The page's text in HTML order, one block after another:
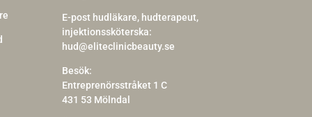
E-post hudläkare, hudterapeut,
injektionssköterska:
hud@eliteclinicbeauty.se
Besök:
Entreprenörsstråket 1 C
431 53 Mölndal